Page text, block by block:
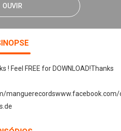
OUVIR
! Feel FREE for DOWNLOAD!Thanks